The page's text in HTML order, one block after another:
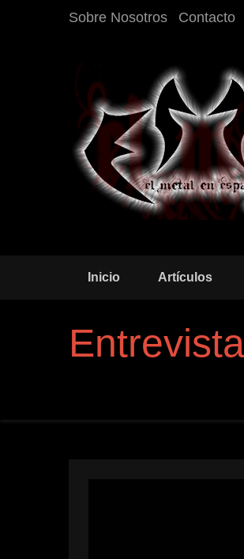
Sobre Nosotros Contacto
Inicio Artículos